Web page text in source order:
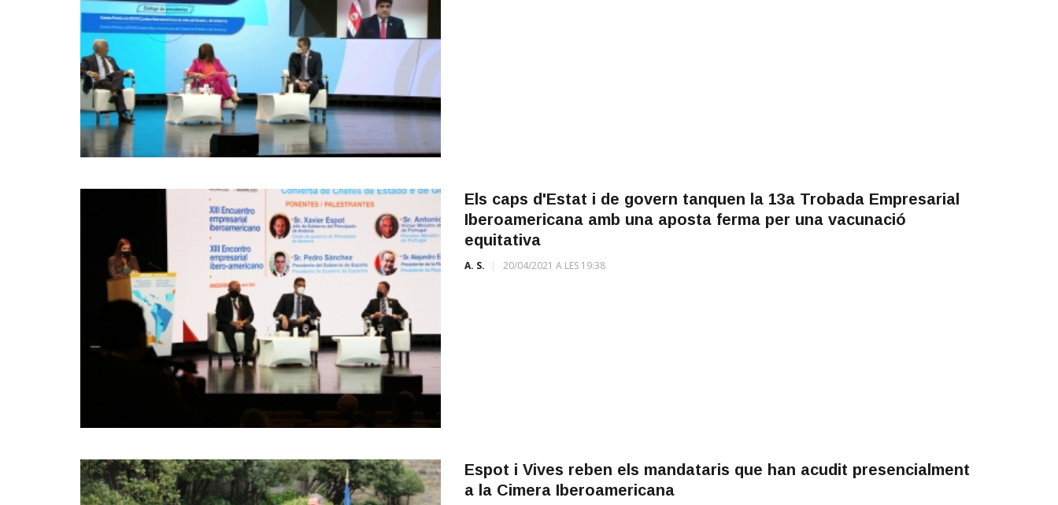
Els caps d'Estat i de govern tanquen la 13a Trobada Empresarial
Iberoamericana amb una aposta ferma per una vacunació
equitativa
A. S. 20/04/2021 A LES 19:38
Espot i Vives reben els mandataris que han acudit presencialment
a la Cimera Iberoamericana